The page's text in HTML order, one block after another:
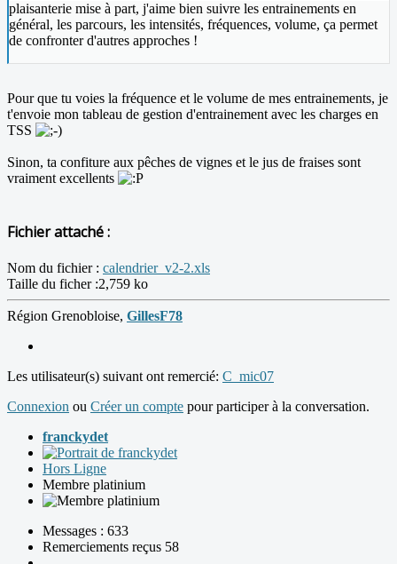
plaisanterie mise à part, j'aime bien suivre les entrainements en
général, les parcours, les intensités, fréquences, volume, ça permet
de confronter d'autres approches !
Pour que tu voies la fréquence et le volume de mes entrainements, je
t'envoie mon tableau de gestion d'entrainement avec les charges en
TSS
Sinon, ta confiture aux pêches de vignes et le jus de fraises sont
vraiment excellents
Fichier attaché :
Nom du fichier : calendrier_v2-2.xls
Taille du ficher :2,759 ko
Région Grenobloise, GillesF78
Les utilisateur(s) suivant ont remercié: C_mic07
Connexion ou Créer un compte pour participer à la conversation.
franckydet
Hors Ligne
Membre platinium
Messages : 633
Remerciements reçus 58